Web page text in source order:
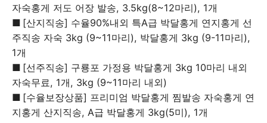
자숙홍게 저도 어장 발송, 3.5kg(8~12마리), 1개
[산지직송] 수율90%내외 특A급 박달홍게 연지홍게 선
주직송 자숙 3kg (9~11마리), 박달홍게 3kg (9-11마리),
1개
[선주직송] 구룡포 가정용 박달홍게 3kg 10마리 내외
자숙무료, 1개, 3kg (9~11마리 내외)
[수율보장상품] 프리미엄 박달홍게 찜발송 자숙홍게 연
지홍게 산지직송, A급 박달홍게 3kg(5미), 1개